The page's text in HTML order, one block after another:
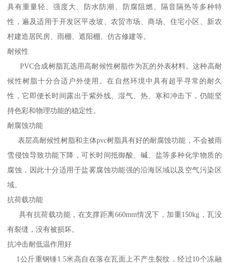
具有重量轻、强度大、防水防潮、防腐阻燃、隔音隔热等多种特
性，遍及适用于开发区平改坡、农贸市场、商场、住宅小区、新农
村建造居民房、雨棚、遮阳棚、仿古修建等。
耐候性
PVC合成树脂瓦选用高耐候性树脂作为瓦的外表材料。这种高耐
候性树脂十分合适户外使用。在自然环境中具有超乎寻常的耐久
性，它即便长时间露出于紫外线、湿气、热、寒和冲击下，仍能坚
持色彩和物理功能的稳定性。
耐腐蚀功能
表层高耐候性树脂和主体pvc树脂具有好的耐腐蚀功能，不会被雨
雪侵蚀导致功能下降，可长时间抵御酸、碱、盐等多种化学物质的
腐蚀，因此十分适用于盐雾腐蚀功能强的沿海区域以及空气污染区
域。
抗荷载功能
具有抗荷载功能，在支撑距离660mm情况下，加重150kg，瓦没
有裂缝，没有被损坏。
抗冲击耐低温作用好
1公斤重钢锤1.5米高自在落在瓦面上不产生裂纹，经过10个冻融